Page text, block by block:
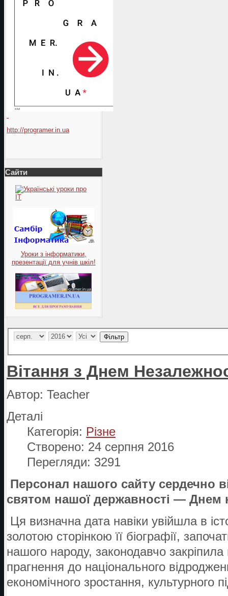
http://programer.in.ua
Сайти
Уроки з інформатики,
презентації для учнів шкіл!
Фільтр
Вітання з Днем
Автор: Teacher
Деталі
Категорія: Різне
Створено: 24 серпня 2016
Перегляди: 3291
Персонал нашого сайту сердечно
святом нашої державності — Днем
Ця визначна дата навіки увійшла в
золотою сторінкою її біографії,
нашого народу, законодавчо закріпила
прагнення до національного
економічного зростання, культурного